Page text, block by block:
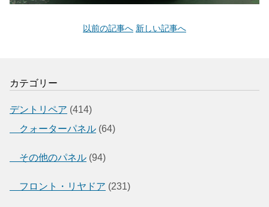
以前の記事へ 新しい記事へ
カテゴリー
デントリペア (414)
クォーターパネル (64)
その他のパネル (94)
フロント・リヤドア (231)